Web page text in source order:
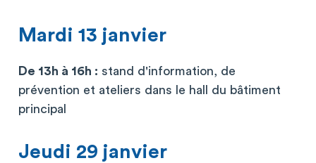
Mardi 13 janvier
De 13h à 16h : stand d'information, de
prévention et ateliers dans le hall du bâtiment
principal
Jeudi 29 janvier